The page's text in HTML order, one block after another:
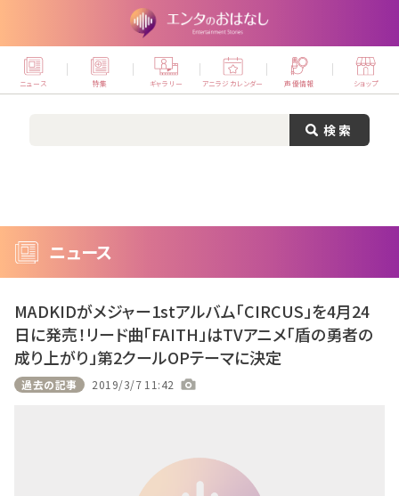
ニュース 特集 ギャラリー アニラジカレンダー 声優情報 ショップ
ニュース
MADKIDがメジャー1stアルバム「CIRCUS」を4月24
日に発売！リード曲「FAITH」はTVアニメ「盾の勇者の
成り上がり」第2クールOPテーマに決定
過去の記事 2019/3/7 11:42